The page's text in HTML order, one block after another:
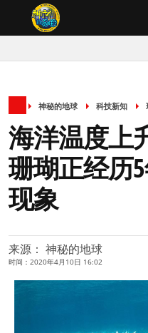
神秘的地球 科技新知
海洋温度上
珊瑚正经历
现象
来源： 神秘的地球
时间：2020年4月10日 16:02